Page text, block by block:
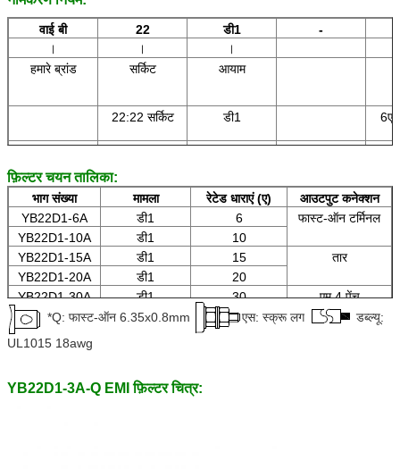
वाई बी 22 डी1
-
∣
∣
∣
हमारे ब्रांड
सर्किट आयाम
22:22 सर्किट डी1 6ए
फ़िल्टर चयन तालिका:
भाग संख्या मामला रेटेड धाराएं (ए)
आउटपुट कनेक्शन
YB22D1-6A
डी1 6
फास्ट-ऑन टर्मिनल
YB22D1-10A
डी1
10
YB22D1-15A
डी1 15
तार
YB22D1-20A
डी1
20
YB22D1-30A
डी1 30
एम 4 पेंच
YB22D1-40A
डी1 40
*Q: फास्ट-ऑन 6.35x0.8mm एस: स्क्रू लग
डब्ल्यू:
UL1015 18awg
YB22D1-3A-Q EMI फ़िल्टर चित्र: